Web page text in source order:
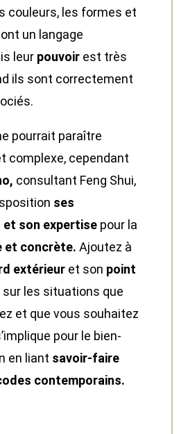
couleurs, les formes et
un langage
leur pouvoir est très
ils sont correctement
pourrait paraître
complexe, cependant
consultant Feng Shui,
ses
son expertise pour la
et concrète. Ajoutez à
extérieur et son point
sur les situations que
et que vous souhaitez
pour le bien-
en liant savoir-faire
contemporains.